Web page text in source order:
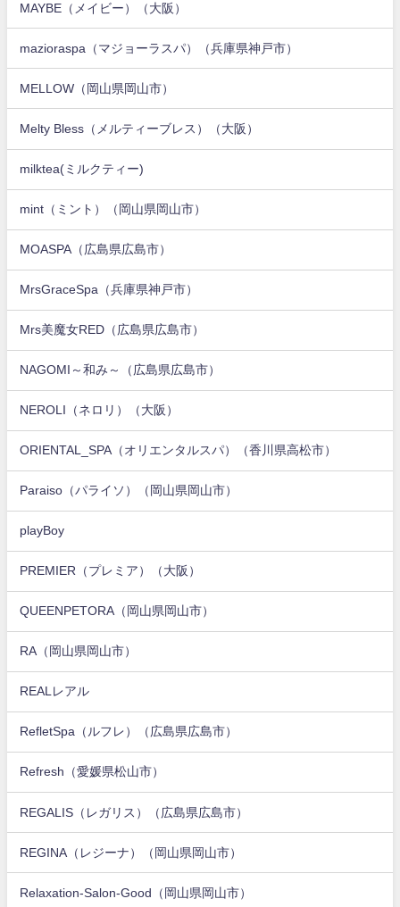
MAYBE（メイビー）（大阪）
mazioraspa（マジョーラスパ）（兵庫県神戸市）
MELLOW（岡山県岡山市）
Melty Bless（メルティーブレス）（大阪）
milktea(ミルクティー)
mint（ミント）（岡山県岡山市）
MOASPA（広島県広島市）
MrsGraceSpa（兵庫県神戸市）
Mrs美魔女RED（広島県広島市）
NAGOMI～和み～（広島県広島市）
NEROLI（ネロリ）（大阪）
ORIENTAL_SPA（オリエンタルスパ）（香川県高松市）
Paraiso（パライソ）（岡山県岡山市）
playBoy
PREMIER（プレミア）（大阪）
QUEENPETORA（岡山県岡山市）
RA（岡山県岡山市）
REALレアル
RefletSpa（ルフレ）（広島県広島市）
Refresh（愛媛県松山市）
REGALIS（レガリス）（広島県広島市）
REGINA（レジーナ）（岡山県岡山市）
Relaxation-Salon-Good（岡山県岡山市）